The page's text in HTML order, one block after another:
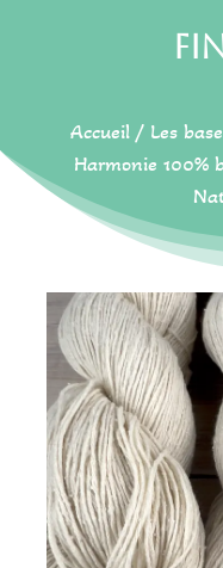
Accueil / Les
Harmonie 100%